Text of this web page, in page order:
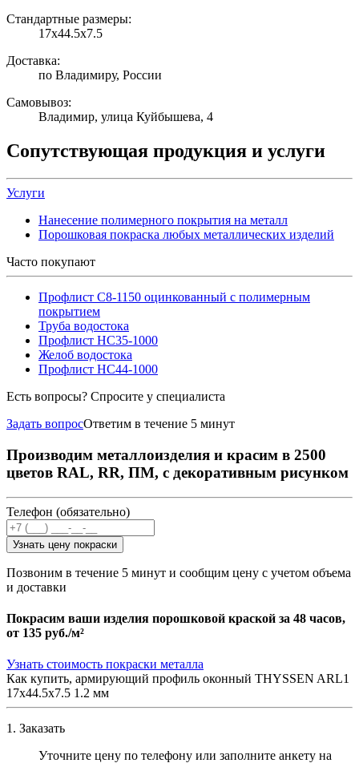
Стандартные размеры:
17х44.5х7.5
Доставка:
по Владимиру, России
Самовывоз:
Владимир, улица Куйбышева, 4
Сопутствующая продукция и услуги
Услуги
Нанесение полимерного покрытия на металл
Порошковая покраска любых металлических изделий
Часто покупают
Профлист С8-1150 оцинкованный с полимерным
покрытием
Труба водостока
Профлист НС35-1000
Желоб водостока
Профлист НС44-1000
Есть вопросы? Спросите у специалиста
Задать вопросОтветим в течение 5 минут
Производим металлоизделия и красим в 2500
цветов RAL, RR, ПМ, с декоративным рисунком
Телефон (обязательно)
Узнать цену покраски
Позвоним в течение 5 минут и сообщим цену с учетом объема
и доставки
Покрасим ваши изделия порошковой краской за 48 часов,
от 135 руб./м²
Узнать стоимость покраски металла
Как купить, армирующий профиль оконный THYSSEN ARL1
17х44.5х7.5 1.2 мм
1. Заказать
Уточните цену по телефону или заполните анкету на